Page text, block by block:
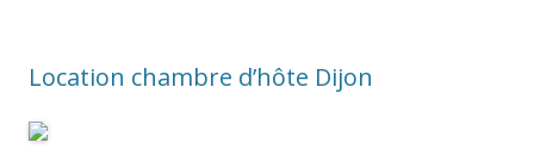
Location chambre d’hôte Dijon